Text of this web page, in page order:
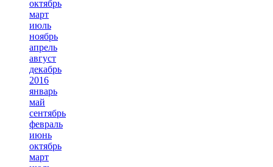
октябрь
март
июль
ноябрь
апрель
август
декабрь
2016
январь
май
сентябрь
февраль
июнь
октябрь
март